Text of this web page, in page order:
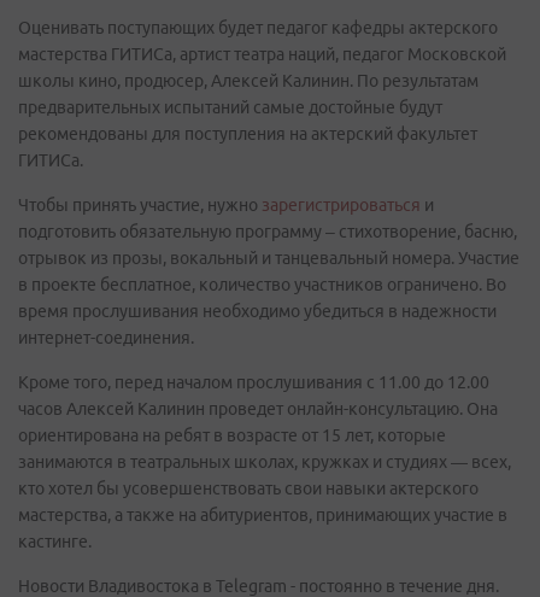
Оценивать поступающих будет педагог кафедры актерского
мастерства ГИТИСа, артист театра наций, педагог Московской
школы кино, продюсер, Алексей Калинин. По результатам
предварительных испытаний самые достойные будут
рекомендованы для поступления на актерский факультет
ГИТИСа.
Чтобы принять участие, нужно зарегистрироваться и
подготовить обязательную программу – стихотворение, басню,
отрывок из прозы, вокальный и танцевальный номера. Участие
в проекте бесплатное, количество участников ограничено. Во
время прослушивания необходимо убедиться в надежности
интернет-соединения.
Кроме того, перед началом прослушивания с 11.00 до 12.00
часов Алексей Калинин проведет онлайн-консультацию. Она
ориентирована на ребят в возрасте от 15 лет, которые
занимаются в театральных школах, кружках и студиях — всех,
кто хотел бы усовершенствовать свои навыки актерского
мастерства, а также на абитуриентов, принимающих участие в
кастинге.
Новости Владивостока в Telegram - постоянно в течение дня.